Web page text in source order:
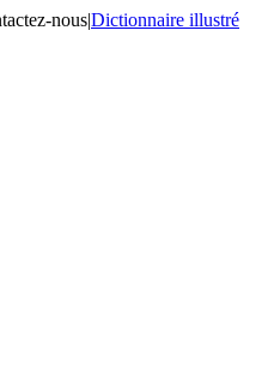
nous|Dictionnaire illustré